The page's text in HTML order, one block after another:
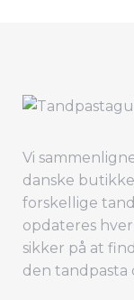
Vi
danske
forskellige
opdateres
sikker på at
den tandpasta